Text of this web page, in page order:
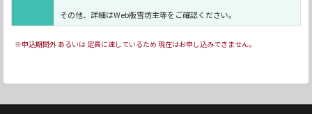
その他、詳細はWeb版雪坊主等をご確認ください。
※申込期間外 あるいは 定員に達しているため 現在はお申し込みできません。